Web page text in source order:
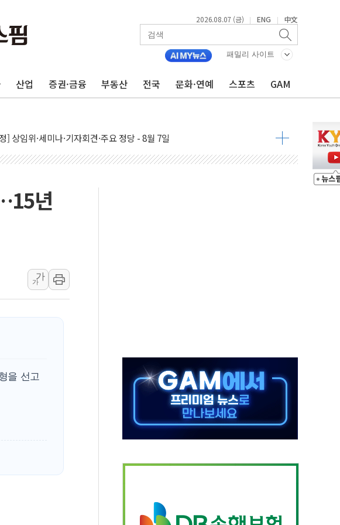
2026.08.07 (금) | ENG | 中文
패밀리 사이트
산업 증권·금융 부동산 전국 문화·연예 스포츠 GAM
리 부담에 하락…다우 5거래일 랠리 '마침표'
무즈 해협 재개방 합의 막바지.."美와 직접 협상 없어"
동산 정책 점검 2차 회의…주택 공급 대책 막바지 조율할 듯
] 8월 7일(금)
선박 호르무즈 통항 제한 추진…美 "통행 막을 권한 없어"
실적 소화하며 대부분 상승… "2분기 기업 순이익 21% 증가" 전망
콘밸리서 젠슨 황 재회…로봇·AI 데이터센터·모빌리티 구체화
특징주...모더나·아이온큐·도어대시↑ VS 샌디스크·피그마·앱러빈↓
고…美 고용 둔화·호르무즈 재개방 기대에 강세
장 완화에 실적 호조까지, 상승...호실적 보고 기업 상승세 뚜렷
장서 화재 1명 중상…대응 1단계 진압 중
년
가
가
을 선고